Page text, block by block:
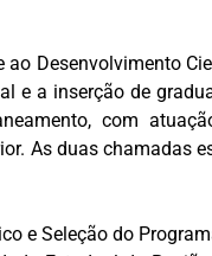
Desenvolvimento
a inserção de
com
As duas chamadas
e Seleção do